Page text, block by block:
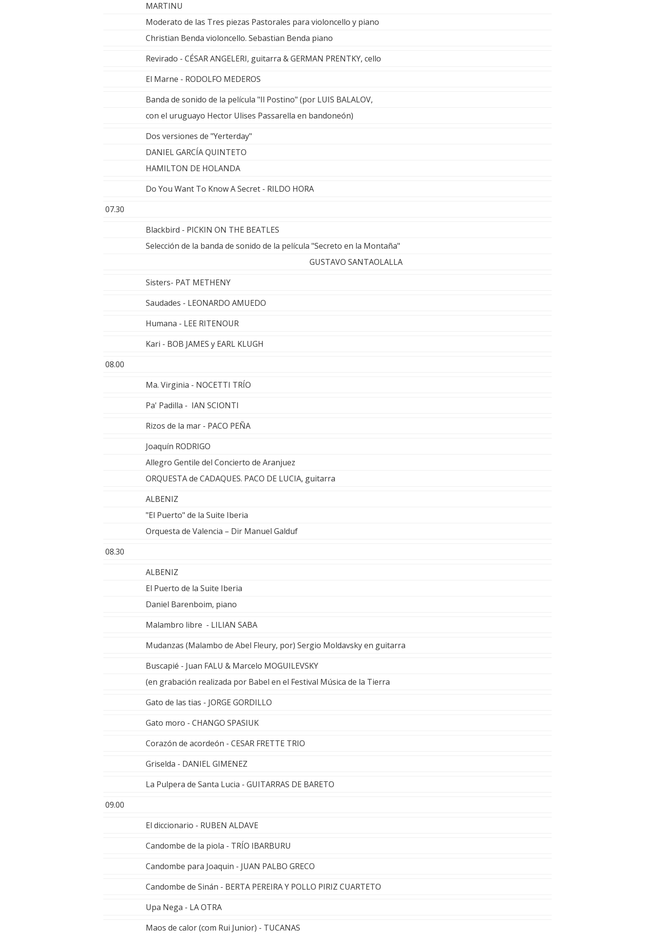
MARTINU
Moderato de las Tres piezas Pastorales para violoncello y piano
Christian Benda violoncello. Sebastian Benda piano
Revirado - CÉSAR ANGELERI, guitarra & GERMAN PRENTKY, cello
El Marne - RODOLFO MEDEROS
Banda de sonido de la película "Il Postino" (por LUIS BALALOV,
con el uruguayo Hector Ulises Passarella en bandoneón)
Dos versiones de "Yerterday"
DANIEL GARCÍA QUINTETO
HAMILTON DE HOLANDA
Do You Want To Know A Secret - RILDO HORA
07.30
Blackbird - PICKIN ON THE BEATLES
Selección de la banda de sonido de la película "Secreto en la Montaña"
GUSTAVO SANTAOLALLA
Sisters- PAT METHENY
Saudades - LEONARDO AMUEDO
Humana - LEE RITENOUR
Kari - BOB JAMES y EARL KLUGH
08.00
Ma. Virginia - NOCETTI TRÍO
Pa' Padilla - IAN SCIONTI
Rizos de la mar - PACO PEÑA
Joaquín RODRIGO
Allegro Gentile del Concierto de Aranjuez
ORQUESTA de CADAQUES. PACO DE LUCIA, guitarra
ALBENIZ
"El Puerto" de la Suite Iberia
Orquesta de Valencia – Dir Manuel Galduf
08.30
ALBENIZ
El Puerto de la Suite Iberia
Daniel Barenboim, piano
Malambro libre - LILIAN SABA
Mudanzas (Malambo de Abel Fleury, por) Sergio Moldavsky en guitarra
Buscapié - Juan FALU & Marcelo MOGUILEVSKY
(en grabación realizada por Babel en el Festival Música de la Tierra
Gato de las tias - JORGE GORDILLO
Gato moro - CHANGO SPASIUK
Corazón de acordeón - CESAR FRETTE TRIO
Griselda - DANIEL GIMENEZ
La Pulpera de Santa Lucia - GUITARRAS DE BARETO
09.00
El diccionario - RUBEN ALDAVE
Candombe de la piola - TRÍO IBARBURU
Candombe para Joaquin - JUAN PALBO GRECO
Candombe de Sinán - BERTA PEREIRA Y POLLO PIRIZ CUARTETO
Upa Nega - LA OTRA
Maos de calor (com Rui Junior) - TUCANAS